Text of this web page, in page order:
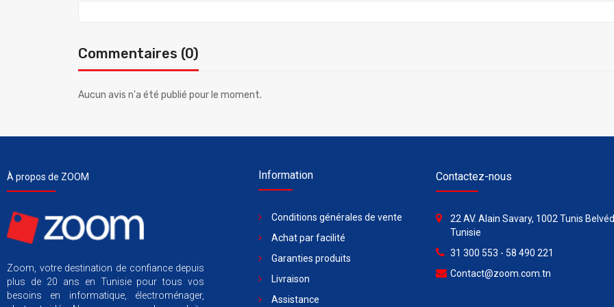
Commentaires (0)
Aucun avis n'a été publié pour le moment.
À propos de ZOOM
Zoom, votre destination de confiance depuis
plus de 20 ans en Tunisie pour tous vos
besoins en informatique, électroménager,
Information
Conditions générales de vente
Achat par facilité
Garanties produits
Livraison
Assistance
Contactez-nous
22 AV. Alain Savary, 1002 Tunis
Tunisie
31 300 553 - 58 490 221
Contact@zoom.com.tn